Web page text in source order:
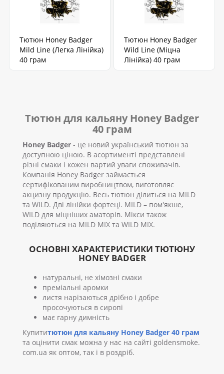
Тютюн Honey Badger
Mild Line (Легка Лінійка)
40 грам
Тютюн Honey Badger
Wild Line (Міцна
Лінійка) 40 грам
Тютюн для кальяну Honey Badger
40 грам
Honey Badger - це новий український тютюн за
доступною ціною. В асортименті представлені
різні смаки і кожен вартий уваги споживачів.
Компанія Honey Badger займається
сертифікованим виробництвом, виготовляє
акцизну продукцію. Весь тютюн ділиться на MILD
та WILD. Дві лінійки фортеці. MILD – пом'якше,
WILD для міцніших аматорів. Мікси також
поділяються на MILD MIX та WILD MIX.
ОСНОВНІ ХАРАКТЕРИСТИКИ ТЮТЮНУ
HONEY BADGER
натуральні, не хімозні смаки
преміальні аромки
листя нарізаються дрібно і добре
просочуються в сиропі
має гарну димність
Купититютюн для кальяну Honey Badger 40 грам
та оцінити смак можна у нас на сайті goldensmoke.
com.ua як оптом, так і в роздріб.